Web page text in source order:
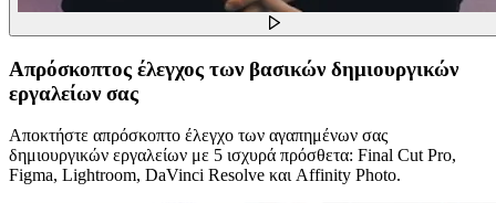
Απρόσκοπτος έλεγχος των βασικών δημιουργικών
εργαλείων σας
Αποκτήστε απρόσκοπτο έλεγχο των αγαπημένων σας
δημιουργικών εργαλείων με 5 ισχυρά πρόσθετα: Final Cut Pro,
Figma, Lightroom, DaVinci Resolve και Affinity Photo.